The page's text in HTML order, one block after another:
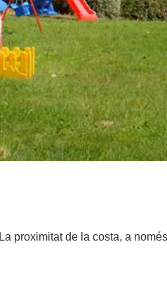
La proximitat de la costa, a